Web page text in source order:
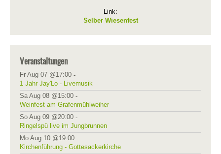
Link:
Selber Wiesenfest
Veranstaltungen
Fr Aug 07 @17:00 -
1 Jahr Jay'Lo - Livemusik
Sa Aug 08 @15:00 -
Weinfest am Grafenmühlweiher
So Aug 09 @20:00 -
Ringelspü live im Jungbrunnen
Mo Aug 10 @19:00 -
Kirchenführung - Gottesackerkirche